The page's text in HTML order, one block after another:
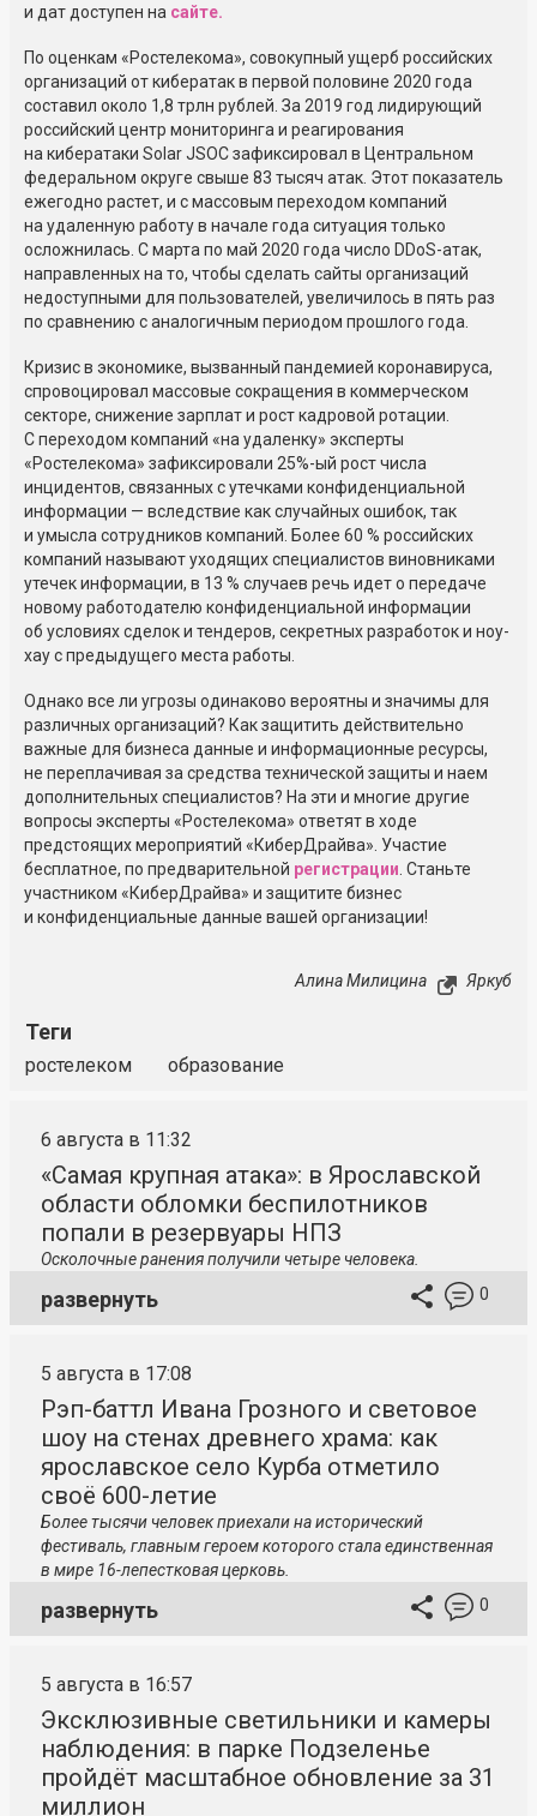
и дат доступен на сайте.
По оценкам «Ростелекома», совокупный ущерб российских
организаций от кибератак в первой половине 2020 года
составил около 1,8 трлн рублей. За 2019 год лидирующий
российский центр мониторинга и реагирования
на кибератаки Solar JSOC зафиксировал в Центральном
федеральном округе свыше 83 тысяч атак. Этот показатель
ежегодно растет, и с массовым переходом компаний
на удаленную работу в начале года ситуация только
осложнилась. С марта по май 2020 года число DDoS-атак,
направленных на то, чтобы сделать сайты организаций
недоступными для пользователей, увеличилось в пять раз
по сравнению с аналогичным периодом прошлого года.
Кризис в экономике, вызванный пандемией коронавируса,
спровоцировал массовые сокращения в коммерческом
секторе, снижение зарплат и рост кадровой ротации.
С переходом компаний «на удаленку» эксперты
«Ростелекома» зафиксировали 25%-ый рост числа
инцидентов, связанных с утечками конфиденциальной
информации — вследствие как случайных ошибок, так
и умысла сотрудников компаний. Более 60 % российских
компаний называют уходящих специалистов виновниками
утечек информации, в 13 % случаев речь идет о передаче
новому работодателю конфиденциальной информации
об условиях сделок и тендеров, секретных разработок и ноу-
хау с предыдущего места работы.
Однако все ли угрозы одинаково вероятны и значимы для
различных организаций? Как защитить действительно
важные для бизнеса данные и информационные ресурсы,
не переплачивая за средства технической защиты и наем
дополнительных специалистов? На эти и многие другие
вопросы эксперты «Ростелекома» ответят в ходе
предстоящих мероприятий «КиберДрайва». Участие
бесплатное, по предварительной регистрации. Станьте
участником «КиберДрайва» и защитите бизнес
и конфиденциальные данные вашей организации!
Алина Милицина Яркуб
Теги
ростелеком образование
6 августа в 11:32
«Самая крупная атака»: в Ярославской
области обломки беспилотников
попали в резервуары НПЗ
Осколочные ранения получили четыре человека.
развернуть 0
5 августа в 17:08
Рэп-баттл Ивана Грозного и световое
шоу на стенах древнего храма: как
ярославское село Курба отметило
своё 600-летие
Более тысячи человек приехали на исторический
фестиваль, главным героем которого стала единственная
в мире 16-лепестковая церковь.
развернуть 0
5 августа в 16:57
Эксклюзивные светильники и камеры
наблюдения: в парке Подзеленье
пройдёт масштабное обновление за 31
миллион